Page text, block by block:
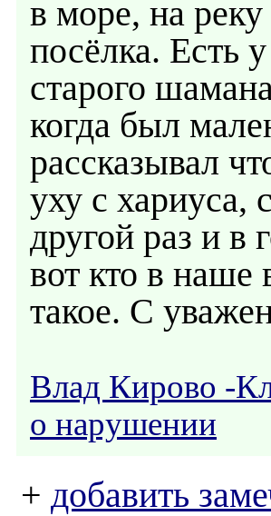
в море, на
посёлка. Есть
старого
когда был
рассказывал
уху с хариуса,
другой раз и в
вот кто в наше
такое. С
Влад Кирово -
о нарушении
+ добавить